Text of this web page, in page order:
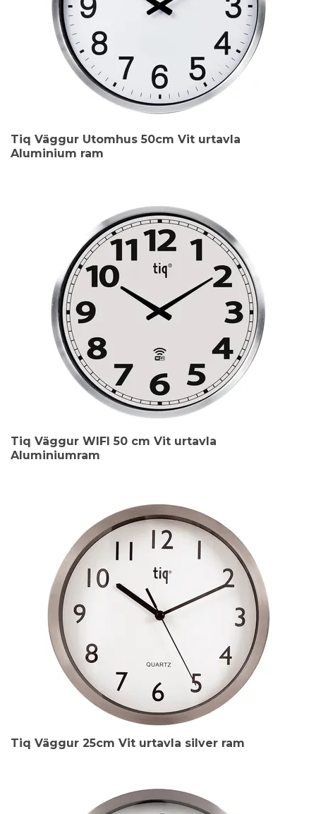
Tiq Väggur Utomhus 50cm Vit urtavla
Aluminium ram
Tiq Väggur WIFI 50 cm Vit urtavla
Aluminiumram
Tiq Väggur 25cm Vit urtavla silver ram